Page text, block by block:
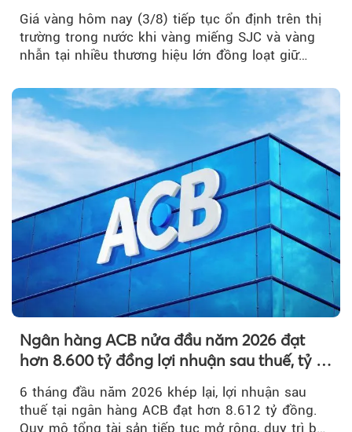
Giá vàng hôm nay (3/8) tiếp tục ổn định trên thị
trường trong nước khi vàng miếng SJC và vàng
nhẫn tại nhiều thương hiệu lớn đồng loạt giữ
Ngân hàng ACB nửa đầu năm 2026 đạt
hơn 8.600 tỷ đồng lợi nhuận sau thuế, tỷ lệ
nợ xấu thấp nhất ngành
6 tháng đầu năm 2026 khép lại, lợi nhuận sau
thuế tại ngân hàng ACB đạt hơn 8.612 tỷ đồng.
Quy mô tổng tài sản tiếp tục mở rộng, duy trì bộ